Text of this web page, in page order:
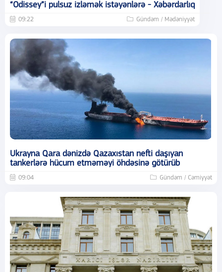
“Odissey”i pulsuz izləmək istəyənlərə - Xəbərdarlıq
09:22 Gündəm / Mədəniyyət
Ukrayna Qara dənizdə Qazaxıstan nefti daşıyan
tankerlərə hücum etməməyi öhdəsinə götürüb
09:04 Gündəm / Cəmiyyət